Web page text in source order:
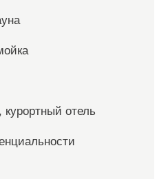
отель